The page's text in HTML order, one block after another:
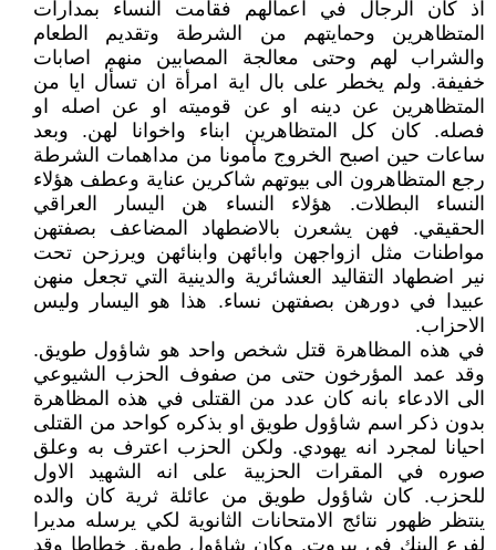
اذ كان الرجال في اعمالهم فقامت النساء بمدارات
المتظاهرين وحمايتهم من الشرطة وتقديم الطعام
والشراب لهم وحتى معالجة المصابين منهم اصابات
خفيفة. ولم يخطر على بال اية امرأة ان تسأل ايا من
المتظاهرين عن دينه او عن قوميته او عن اصله او
فصله. كان كل المتظاهرين ابناء واخوانا لهن. وبعد
ساعات حين اصبح الخروج مأمونا من مداهمات الشرطة
رجع المتظاهرون الى بيوتهم شاكرين عناية وعطف هؤلاء
النساء البطلات. هؤلاء النساء هن اليسار العراقي
الحقيقي. فهن يشعرن بالاضطهاد المضاعف بصفتهن
مواطنات مثل ازواجهن وابائهن وابنائهن ويرزحن تحت
نير اضطهاد التقاليد العشائرية والدينية التي تجعل منهن
عبيدا في دورهن بصفتهن نساء. هذا هو اليسار وليس
الاحزاب.
في هذه المظاهرة قتل شخص واحد هو شاؤول طويق.
وقد عمد المؤرخون حتى من صفوف الحزب الشيوعي
الى الادعاء بانه كان عدد من القتلى في هذه المظاهرة
بدون ذكر اسم شاؤول طويق او بذكره كواحد من القتلى
احيانا لمجرد انه يهودي. ولكن الحزب اعترف به وعلق
صوره في المقرات الحزبية على انه الشهيد الاول
للحزب. كان شاؤول طويق من عائلة ثرية كان والده
ينتظر ظهور نتائج الامتحانات الثانوية لكي يرسله مديرا
لفرع البنك في بيروت. وكان شاؤول طويق خطاطا وقد